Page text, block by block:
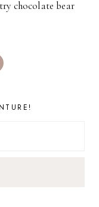
chocolate bear